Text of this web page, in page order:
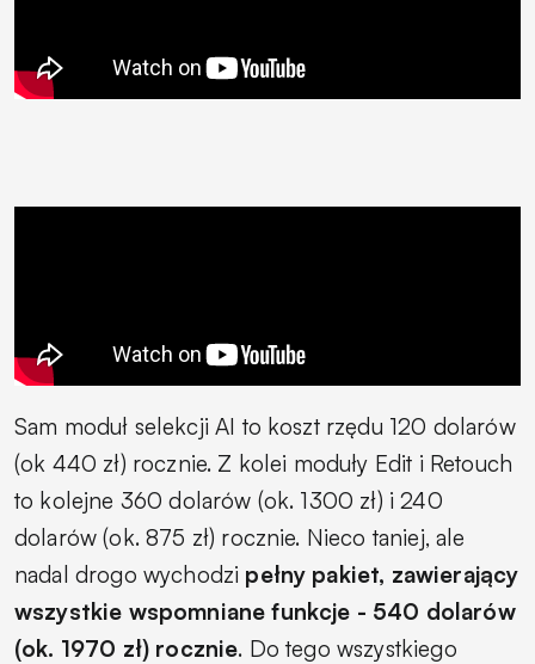
Sam moduł selekcji AI to koszt rzędu 120 dolarów
(ok 440 zł) rocznie. Z kolei moduły Edit i Retouch
to kolejne 360 dolarów (ok. 1300 zł) i 240
dolarów (ok. 875 zł) rocznie. Nieco taniej, ale
nadal drogo wychodzi pełny pakiet, zawierający
wszystkie wspomniane funkcje - 540 dolarów
(ok. 1970 zł) rocznie. Do tego wszystkiego